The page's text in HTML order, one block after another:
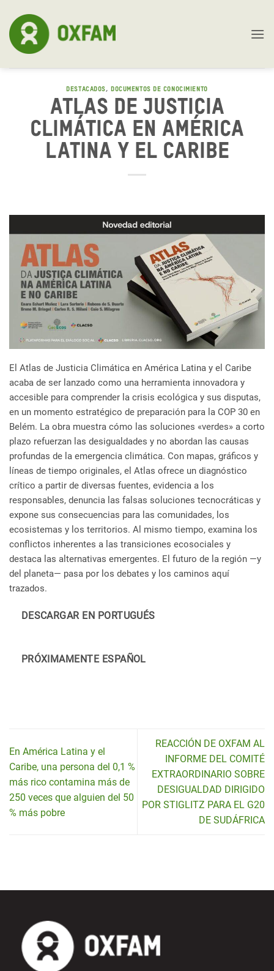
content
DESTACADOS, DOCUMENTOS DE CONOCIMIENTO
Atlas de Justicia
Climática en América
Latina y el Caribe
El Atlas de Justicia Climática en América Latina y el Caribe
acaba de ser lanzado como una herramienta innovadora y
accesible para comprender la crisis ecológica y sus disputas,
en un momento estratégico de preparación para la COP 30 en
Belém. La obra muestra cómo las soluciones «verdes» a corto
plazo refuerzan las desigualdades y no abordan las causas
profundas de la emergencia climática. Con mapas, gráficos y
líneas de tiempo originales, el Atlas ofrece un diagnóstico
crítico a partir de diversas fuentes, evidencia a los
responsables, denuncia las falsas soluciones tecnocráticas y
expone sus consecuencias para las comunidades, los
ecosistemas y los territorios. Al mismo tiempo, examina los
conflictos inherentes a las transiciones ecosociales y
destaca las alternativas emergentes. El futuro de la región —y
del planeta— pasa por los debates y los caminos aquí
trazados.
DESCARGAR EN PORTUGUÉS
PRÓXIMAMENTE ESPAÑOL
En América Latina y el
Caribe, una persona del 0,1 %
más rico contamina más de
250 veces que alguien del 50
% más pobre
REACCIÓN DE OXFAM AL
INFORME DEL COMITÉ
EXTRAORDINARIO SOBRE
DESIGUALDAD DIRIGIDO
POR STIGLITZ PARA EL G20
DE SUDÁFRICA